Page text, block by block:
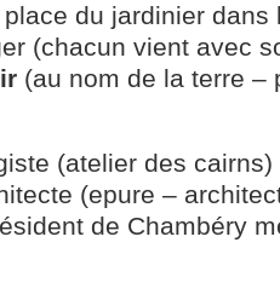
du jardinier dans
(chacun vient avec
(au nom de la terre –
(atelier des cairns)
(epure –
de Chambéry